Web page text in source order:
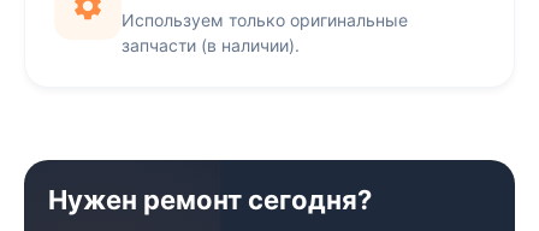
Используем только оригинальные
запчасти (в наличии).
Нужен ремонт сегодня?